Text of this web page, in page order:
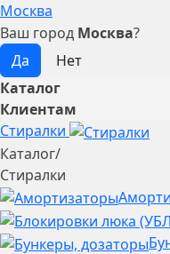
Москва
Ваш город Москва?
Каталог
Клиентам
Стиралки
Каталог/
Стиралки